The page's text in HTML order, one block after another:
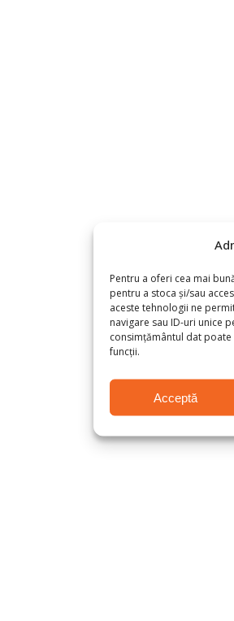
Pentru a oferi cea mai
pentru a stoca și/sau
aceste tehnologii ne
navigare sau ID-uri unice
consimțământul dat
funcții.
Acceptă